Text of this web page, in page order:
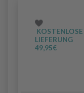
KOSTENLOSE
LIEFERUNG
49,95€